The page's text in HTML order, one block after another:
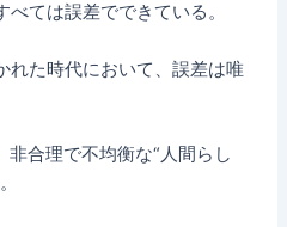
ては誤差でできている。
れた時代において、誤差は唯
合理で不均衡な“人間らし